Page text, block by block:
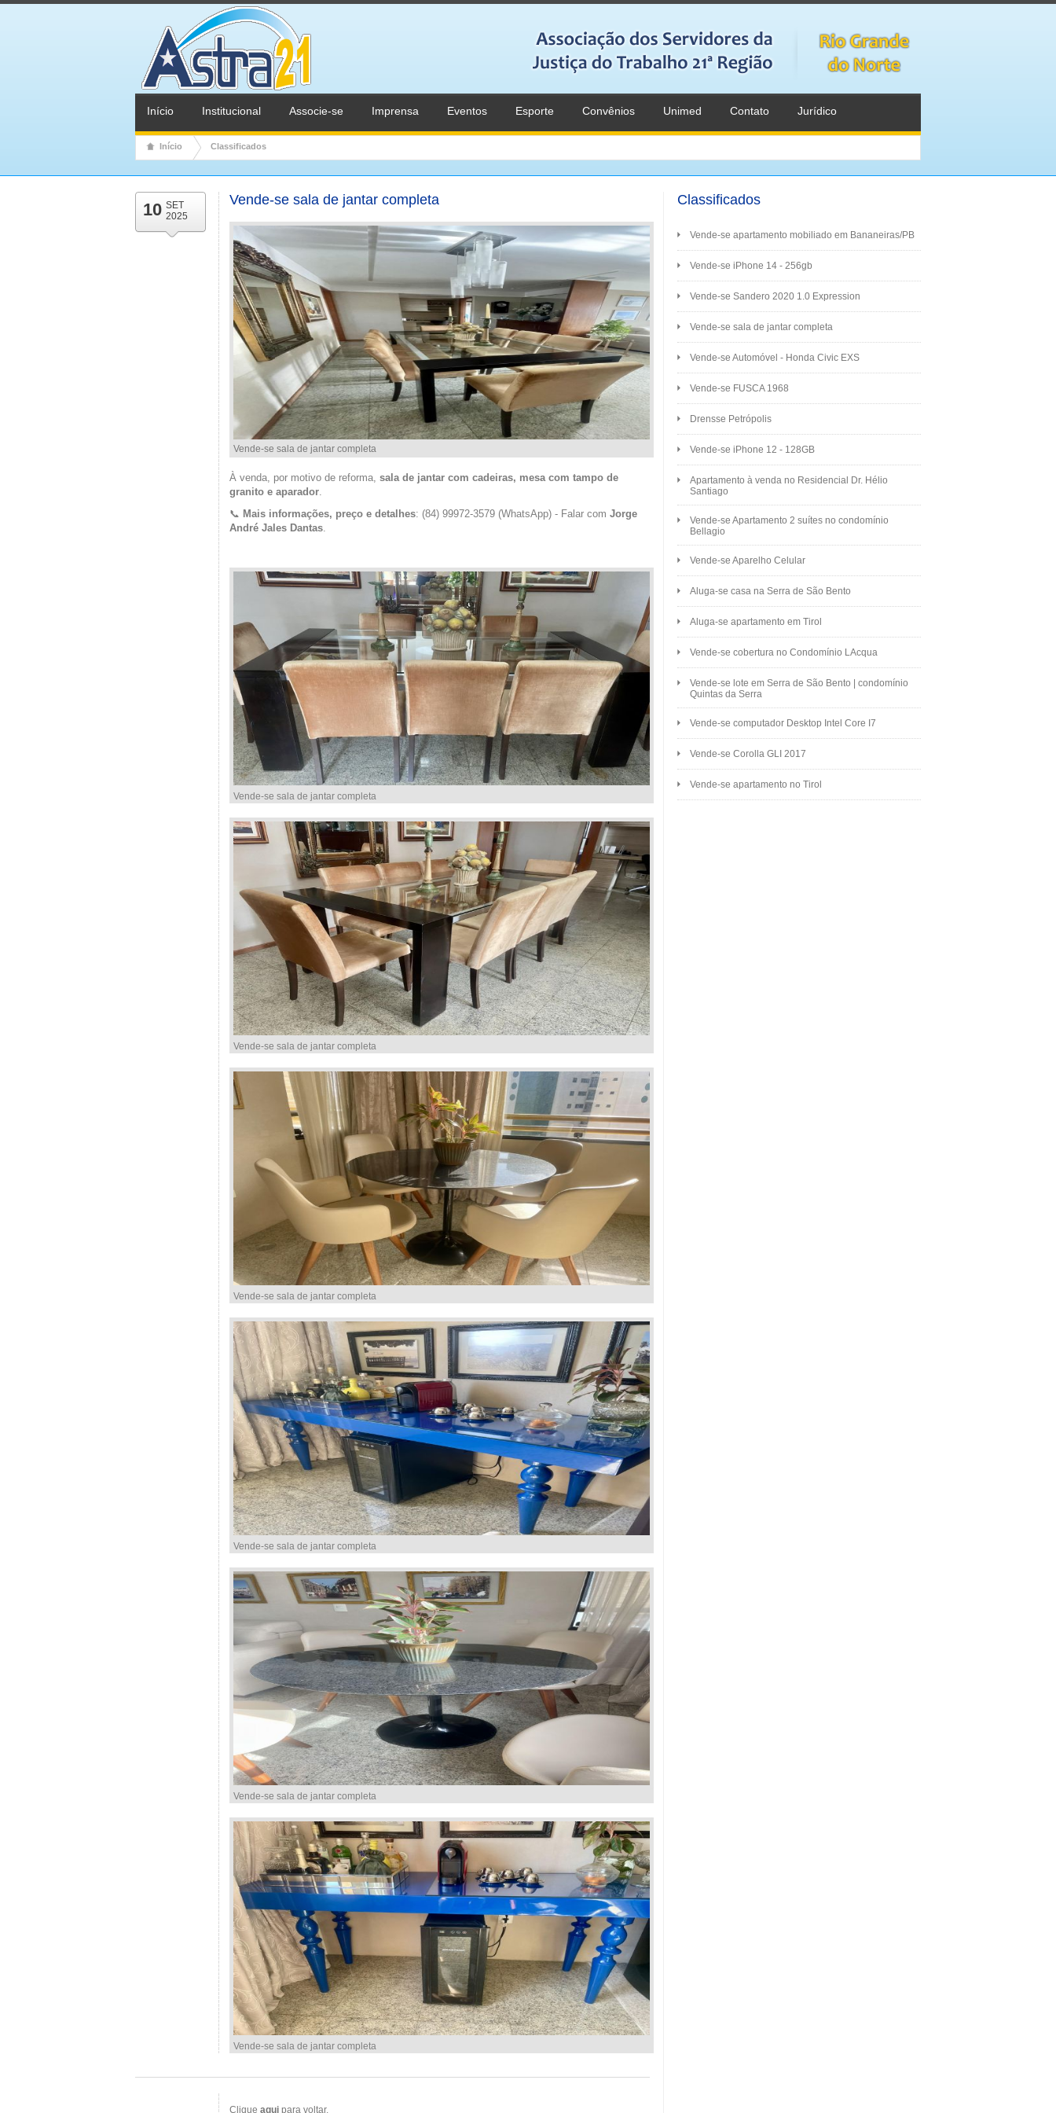
Início Institucional Associe-se Imprensa Eventos Esporte Convênios Unimed Contato Jurídico
Início Classificados
10 SET
2025
Vende-se sala de jantar completa
Vende-se sala de jantar completa
À venda, por motivo de reforma, sala de jantar com cadeiras, mesa com tampo de
granito e aparador.
📞 Mais informações, preço e detalhes: (84) 99972-3579 (WhatsApp) - Falar com Jorge
André Jales Dantas.
Vende-se sala de jantar completa
Vende-se sala de jantar completa
Vende-se sala de jantar completa
Vende-se sala de jantar completa
Vende-se sala de jantar completa
Vende-se sala de jantar completa
Clique aqui para voltar.
Classificados
Vende-se apartamento mobiliado em Bananeiras/PB
Vende-se iPhone 14 - 256gb
Vende-se Sandero 2020 1.0 Expression
Vende-se sala de jantar completa
Vende-se Automóvel - Honda Civic EXS
Vende-se FUSCA 1968
Drensse Petrópolis
Vende-se iPhone 12 - 128GB
Apartamento à venda no Residencial Dr. Hélio
Santiago
Vende-se Apartamento 2 suítes no condomínio
Bellagio
Vende-se Aparelho Celular
Aluga-se casa na Serra de São Bento
Aluga-se apartamento em Tirol
Vende-se cobertura no Condomínio LAcqua
Vende-se lote em Serra de São Bento | condomínio
Quintas da Serra
Vende-se computador Desktop Intel Core I7
Vende-se Corolla GLI 2017
Vende-se apartamento no Tirol